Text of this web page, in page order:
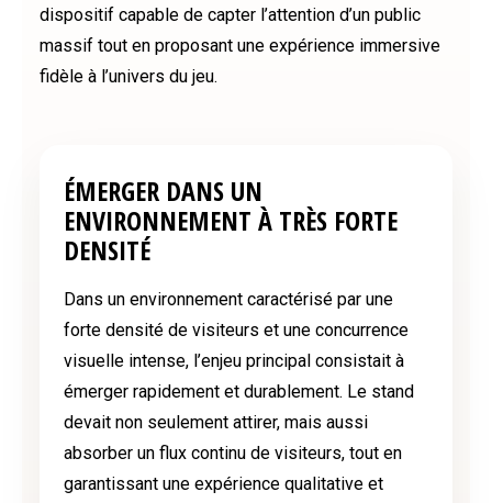
dispositif capable de capter l’attention d’un public
massif tout en proposant une expérience immersive
fidèle à l’univers du jeu.
ÉMERGER DANS UN
ENVIRONNEMENT À TRÈS FORTE
DENSITÉ
Dans un environnement caractérisé par une
forte densité de visiteurs et une concurrence
visuelle intense, l’enjeu principal consistait à
émerger rapidement et durablement. Le stand
devait non seulement attirer, mais aussi
absorber un flux continu de visiteurs, tout en
garantissant une expérience qualitative et